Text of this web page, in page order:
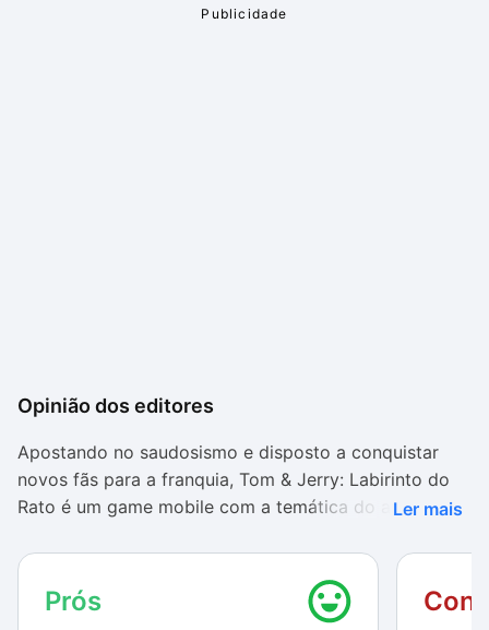
Opinião dos editores
Apostando no saudosismo e disposto a conquistar
novos fãs para a franquia, Tom & Jerry: Labirinto do
Rato é um game mobile com a temática do antigo
Aqui, a missão é ajudar o pequeno Jerry a escapar
das garras de Tom ao mesmo tempo em que garante
sua refeição coletando todas as fatias de queijo pela
Ler mais
Prós